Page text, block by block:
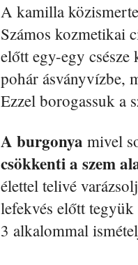
A kamilla
Számos kozmetikai
előtt egy-egy
pohár ásványvízbe,
Ezzel borogassuk a
A burgonya mivel
csökkenti a szem
élettel telivé
lefekvés előtt
3 alkalommal